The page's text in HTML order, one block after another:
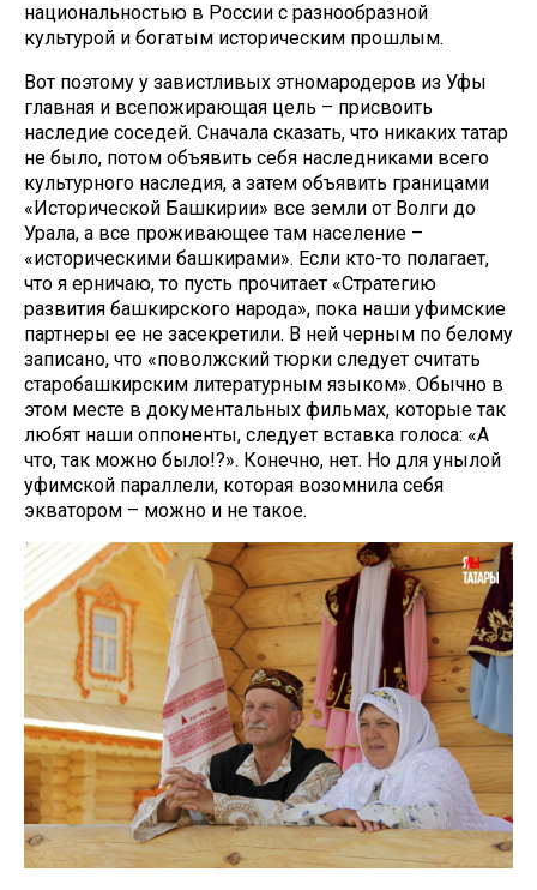
национальностью в России с разнообразной
культурой и богатым историческим прошлым.
Вот поэтому у завистливых этномародеров из Уфы
главная и всепожирающая цель – присвоить
наследие соседей. Сначала сказать, что никаких татар
не было, потом объявить себя наследниками всего
культурного наследия, а затем объявить границами
«Исторической Башкирии» все земли от Волги до
Урала, а все проживающее там население –
«историческими башкирами». Если кто-то полагает,
что я ерничаю, то пусть прочитает «Стратегию
развития башкирского народа», пока наши уфимские
партнеры ее не засекретили. В ней черным по белому
записано, что «поволжский тюрки следует считать
старобашкирским литературным языком». Обычно в
этом месте в документальных фильмах, которые так
любят наши оппоненты, следует вставка голоса: «А
что, так можно было!?». Конечно, нет. Но для унылой
уфимской параллели, которая возомнила себя
экватором – можно и не такое.